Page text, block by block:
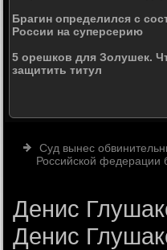
Брагин определился с
России на суперсерию
5 орешков для Золушек.
защитить титул
Суд вынес
Российской федерации
Денис
Денис